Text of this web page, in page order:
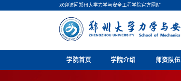
欢迎访问郑州大学力学与安全工程学院官方网站
学院首页 学院介绍 师资队伍